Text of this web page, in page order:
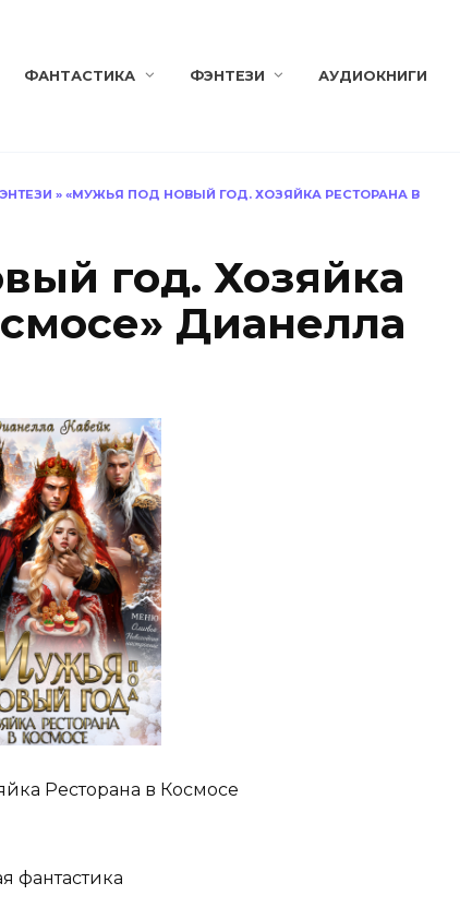
ФАНТАСТИКА ФЭНТЕЗИ АУДИОКНИГИ
» «МУЖЬЯ ПОД НОВЫЙ ГОД. ХОЗЯЙКА РЕСТОРАНА В
год. Хозяйка
Дианелла
Ресторана в Космосе
фантастика